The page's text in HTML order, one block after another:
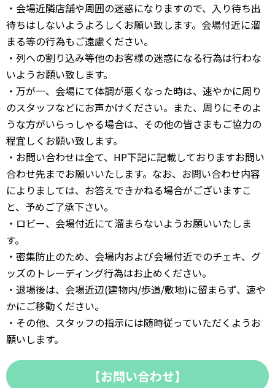
・会場近隣店舗や周囲の迷惑になりますので、入り待ち出
待ちはしないようよろしくお願い致します。会場付近に溜
まる等の行為もご遠慮ください。
・列への割り込み等他のお客様の迷惑になる行為は行わな
いようお願い致します。
・万が一、会場にて体調が悪くなった時は、速やかに周り
のスタッフなどにお声かけください。また、周りにそのよ
うな方がいらっしゃる場合は、その他の皆さまもご協力の
程宜しくお願い致します。
・お問い合わせは全て、HP下記に記載しておりますお問い
合わせ先までお願いいたします。なお、お問い合わせ内容
によりましては、お答えできかねる場合がございますこ
と、予めご了承下さい。
・ロビー、会場付近にて溜まらないようお願いいたしま
す。
・密集防止のため、会場内および会場付近でのチェキ、グ
ッズのトレーディング行為はお止めください。
・退場後は、会場近辺(建物内/歩道/敷地)に留まらず、速や
かにご移動ください。
・その他、スタッフの指示には随時従っていただくようお
願いします。
【お問い合わせ】